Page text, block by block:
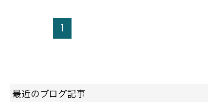
1
最近のブログ記事